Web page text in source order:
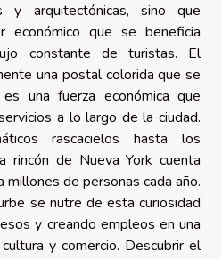
y arquitectónicas, sino que
económico que se beneficia
constante de turistas. El
una postal colorida que se
una fuerza económica que
a lo largo de la ciudad.
rascacielos hasta los
rincón de Nueva York cuenta
millones de personas cada año.
se nutre de esta curiosidad
y creando empleos en una
y comercio. Descubrir el